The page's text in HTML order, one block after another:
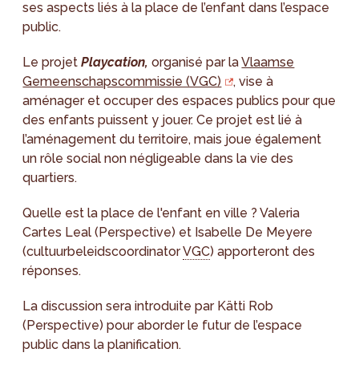
ses aspects liés à la place de l’enfant dans l’espace
public.
Le projetPlaycation,organisé par laVlaamse
Gemeenschapscommissie (VGC)
, vise à
aménager et occuper des espaces publics pour que
des enfants puissent y jouer. Ce projet est lié à
l’aménagement du territoire, mais joue également
un rôle social non négligeable dans la vie des
quartiers.
Quelle est la place de l'enfant en ville ? Valeria
Cartes Leal (Perspective) et Isabelle De Meyere
(cultuurbeleidscoordinatorVGC) apporteront des
réponses.
La discussion sera introduite par Kätti Rob
(Perspective) pour aborder le futur de l’espace
public dans la planification.